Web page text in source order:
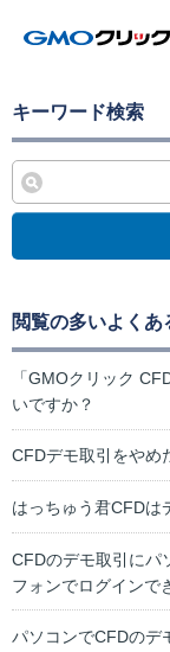
キーワード検索
閲覧の多いよくあ
「GMOクリック
いですか？
CFDデモ取引をやめ
はっちゅう君CFDは
CFDのデモ取引にパ
フォンでログインで
パソコンでCFDのデ